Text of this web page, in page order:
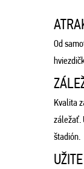
Od
Kvalita
záležať.
štadión.